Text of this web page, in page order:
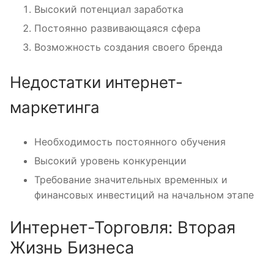
Высокий потенциал заработка
Постоянно развивающаяся сфера
Возможность создания своего бренда
Недостатки интернет-
маркетинга
Необходимость постоянного обучения
Высокий уровень конкуренции
Требование значительных временных и
финансовых инвестиций на начальном этапе
Интернет-Торговля: Вторая
Жизнь Бизнеса